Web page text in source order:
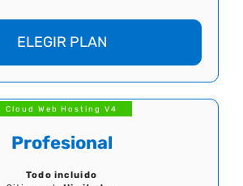
ELEGIR PLAN
Cloud Web Hosting V4
Profesional
Todo incluido